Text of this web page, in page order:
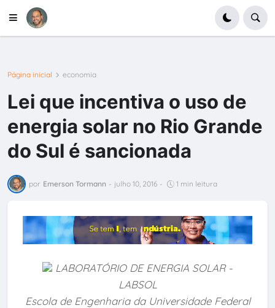
Página inicial economia
Lei que incentiva o uso de
energia solar no Rio Grande
do Sul é sancionada
por Emerson Tormann - julho 10, 2016 - 1 min leitura
LABORATÓRIO DE ENERGIA SOLAR -
LABSOL
Escola de Engenharia da Universidade Federal